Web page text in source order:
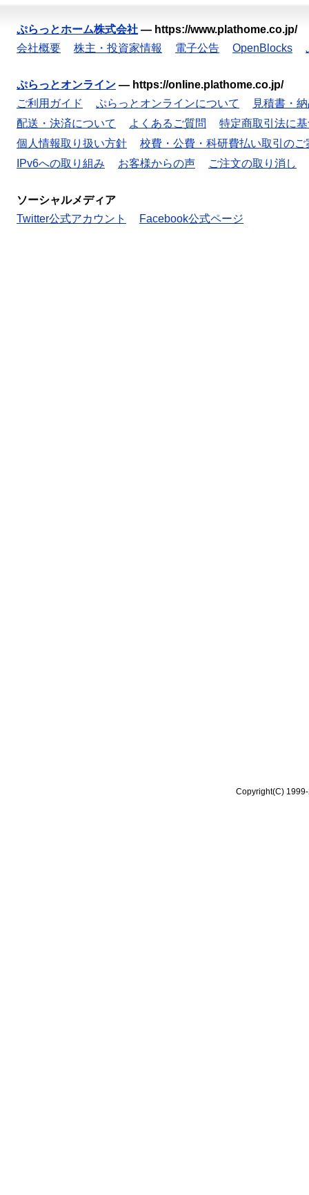
ぷらっとホーム株式会社 — https://www.plathome.co.jp/
会社概要
株主・投資家情報 電子公告 OpenBlocks
ぷらっとオンライン — https://online.plathome.co.jp/
ご利用ガイド
ぷらっとオンラインについて
見積書・
配送・決済について
よくあるご質問
特定商取引法に
個人情報取り扱い方針
校費・公費・科研費払い取引のご
IPv6への取り組み
お客様からの声 ご注文の取り消し
ソーシャルメディア
Twitter公式アカウント
Facebook公式ページ
Copyright(C)